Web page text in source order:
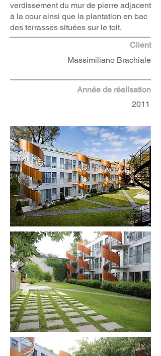
verdissement du mur de pierre adjacent
à la cour ainsi que la plantation en bac
des terrasses situées sur le toit.
Client
Massimiliano Brachiale
Année de réalisation
2011